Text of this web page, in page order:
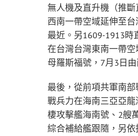
無人機及直升機（推
西南一帶空域延伸至
最近。另1609-1913時
在台灣台灣東南一帶
母羅斯福號，7月3日
最後，從前項共軍南
戰兵力在海南三亞亞
棲攻擊艦海南號、2艘
綜合補給艦跟隨，另